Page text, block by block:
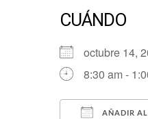
CUÁNDO
octubre 14,
8:30 am -
AÑADIR